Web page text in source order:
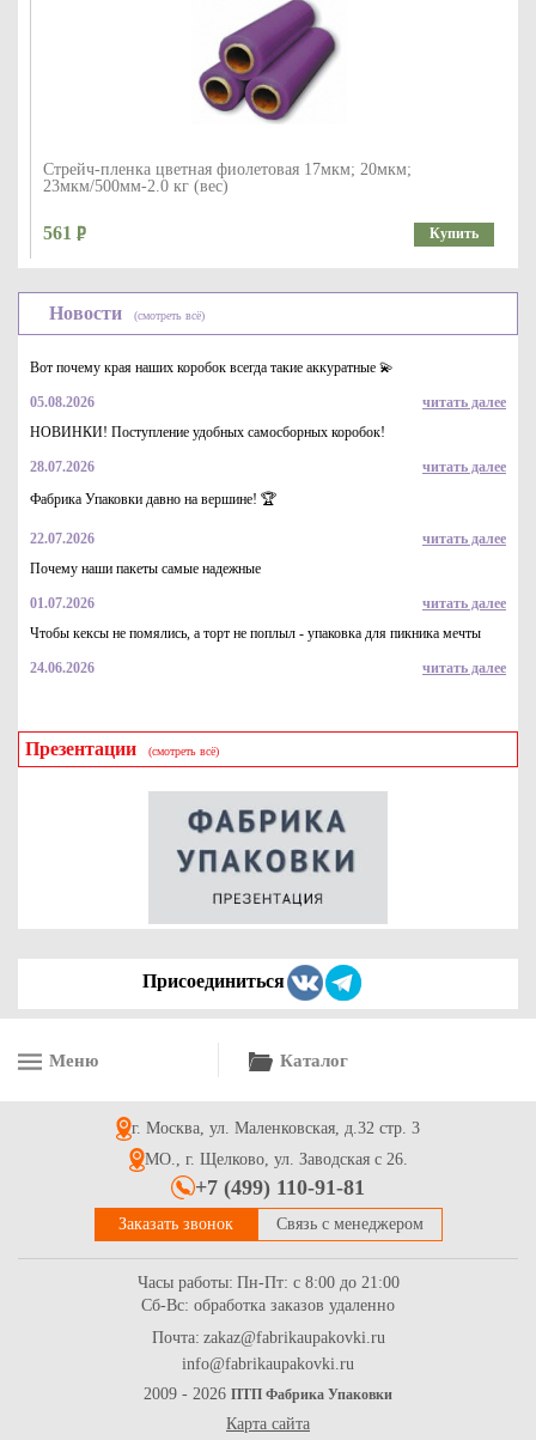
Стрейч-пленка цветная фиолетовая 17мкм; 20мкм;
23мкм/500мм-2.0 кг (вес)
561 Купить
Стрейч-пленка цветная зеленая 17мкм; 20мкм;
561 Купить
Стрейч пленка цветная зеленая 17мкм; 20мкм;
23мкм/500мм-1,4кг (вес)
Стрейч пленка цветная фиолетовая 17мкм; 20мкм;
Стрейч-пленка цветная синяя 17мкм; 20мкм;
23мкм/500мм-1,4кг (вес)
Новости (смотреть всё)
Вот почему края наших коробок всегда такие аккуратные 💫
05.08.2026
читать далее
НОВИНКИ! Поступление удобных самосборных коробок!
28.07.2026
читать далее
Фабрика Упаковки давно на вершине! 🏆
22.07.2026
читать далее
Почему наши пакеты самые надежные
01.07.2026
читать далее
Чтобы кексы не помялись, а торт не поплыл - упаковка для пикника мечты
24.06.2026 читать далее
Презентации (смотреть всё)
Присоединиться
Меню Каталог
г. Москва, ул. Маленковская, д.32 стр. 3
МО., г. Щелково, ул. Заводская с 26.
+7 (499) 110-91-81
Заказать звонок Связь с менеджером
Часы работы: Пн-Пт: с 8:00 до 21:00
Сб-Вс: обработка заказов удаленно
Почта: zakaz@fabrikaupakovki.ru
info@fabrikaupakovki.ru
2009 - 2026 ПТП Фабрика Упаковки
Карта сайта